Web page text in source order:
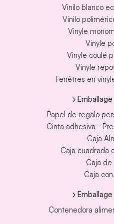
Vinilo blanco
Vinilo
Vinyle
Vinyle
Vinyle coulé
Vinyle
Fenêtres en
Papel de regalo
Cinta adhesiva -
Caja
Caja cuadrada
Caja de
Caja
Contenedora